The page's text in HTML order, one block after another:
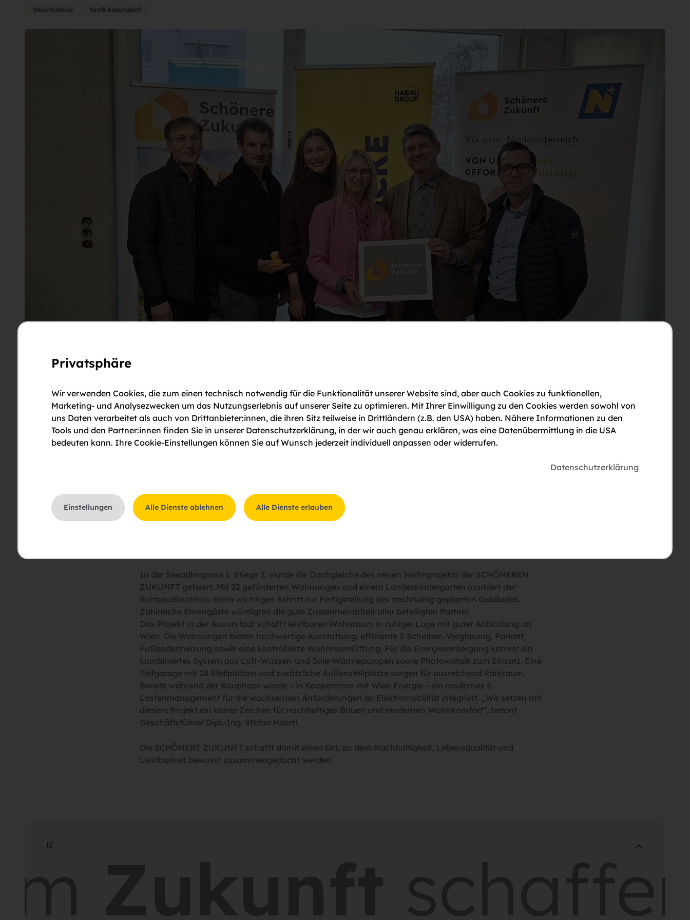
Gleichenfeier Groß-Enzersdorf
Gleichenfeier Gr. Enzersdorf
In der Seeadlergasse 1, Stiege 2, wurde die Dachgleiche des neuen Wohnprojekts der SCHÖNEREN
ZUKUNFT gefeiert. Mit 22 geförderten Wohnungen und einem Landeskindergarten markiert der
Rohbauabschluss einen wichtigen Schritt zur Fertigstellung des nachhaltig geplanten Gebäudes.
Zahlreiche Ehrengäste würdigten die gute Zusammenarbeit aller beteiligten Partner.
Das Projekt in der Auvorstadt schafft leistbaren Wohnraum in ruhiger Lage mit guter Anbindung an
Wien. Die Wohnungen bieten hochwertige Ausstattung, effiziente 3-Scheiben-Verglasung, Parkett,
Fußbodenheizung sowie eine kontrollierte Wohnraumlüftung. Für die Energieversorgung kommt ein
kombiniertes System aus Luft-Wasser- und Sole-Wärmepumpen sowie Photovoltaik zum Einsatz. Eine
Tiefgarage mit 28 Stellplätzen und zusätzliche Außenstellplätze sorgen für ausreichend Parkraum.
Bereits während der Bauphase wurde – in Kooperation mit Wien Energie – ein modernes E-
Lastenmanagement für die wachsenden Anforderungen an Elektromobilität integriert. „Wir setzen mit
diesem Projekt ein klares Zeichen für nachhaltiges Bauen und modernen Wohnkomfort“, betont
Geschäftsführer Dipl.-Ing. Stefan Haertl.
Die SCHÖNERE ZUKUNFT schafft damit einen Ort, an dem Nachhaltigkeit, Lebensqualität und
Leistbarkeit bewusst zusammengedacht werden.
Privatsphäre
Wir verwenden Cookies, die zum einen technisch notwendig für die Funktionalität unserer Website sind, aber auch Cookies zu funktionellen,
Marketing- und Analysezwecken um das Nutzungserlebnis auf unserer Seite zu optimieren. Mit Ihrer Einwilligung zu den Cookies werden sowohl von
uns Daten verarbeitet als auch von Drittanbieter:innen, die ihren Sitz teilweise in Drittländern (z.B. den USA) haben. Nähere Informationen zu den
Tools und den Partner:innen finden Sie in unserer Datenschutzerklärung, in der wir auch genau erklären, was eine Datenübermittlung in die USA
bedeuten kann. Ihre Cookie-Einstellungen können Sie auf Wunsch jederzeit individuell anpassen oder widerrufen.
Datenschutzerklärung
Einstellungen Alle Dienste ablehnen Alle Dienste erlauben